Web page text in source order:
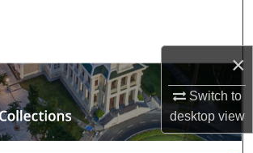
×
Switch to
desktopview
Browse Collections
My Account
About